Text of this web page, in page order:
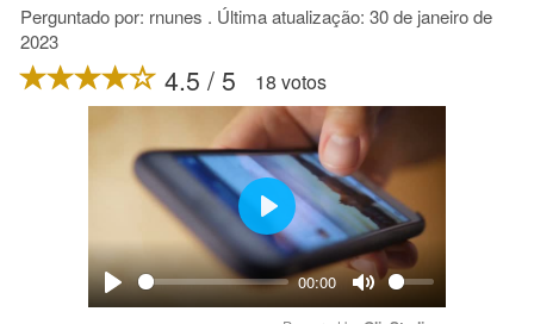
Perguntado por: rnunes . Última atualização: 30 de janeiro de
2023
4.5 / 5 18 votos
Play
00:00
Mute
Play